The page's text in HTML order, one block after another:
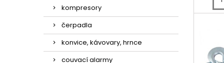
kompresory
čerpadla
konvice, kávovary, hrnce
couvací alarmy